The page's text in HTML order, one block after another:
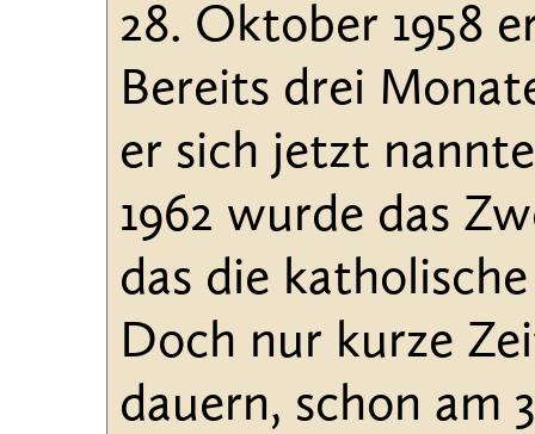
28. Oktober 1958
Bereits drei
er sich jetzt
1962 wurde das
das die
Doch nur kurze
dauern, schon am